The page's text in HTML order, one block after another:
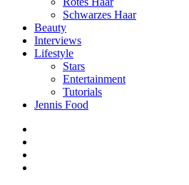
Schwarzes Haar
Beauty
Interviews
Lifestyle
Stars
Entertainment
Tutorials
Jennis Food